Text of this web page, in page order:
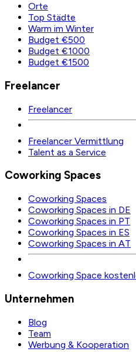
Orte
Top Städte
Warm im Winter
Budget €500
Budget €1000
Budget €1500
Freelancer
Freelancer
Freelancer Vermittlung
Talent as a Service
Coworking Spaces
Coworking Spaces
Coworking Spaces in DE
Coworking Spaces in PT
Coworking Spaces in ES
Coworking Spaces in AT
Coworking Space
Unternehmen
Blog
Team
Werbung & Kooperation